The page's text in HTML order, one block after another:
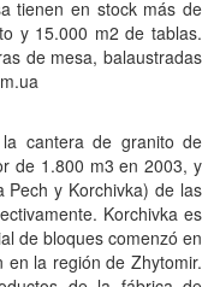
tienen en stock más de
y 15.000 m2 de tablas.
de mesa, balaustradas
cantera de granito de
de 1.800 m3 en 2003, y
Pech y Korchivka) de las
Korchivka es
de bloques comenzó en
en la región de Zhytomir.